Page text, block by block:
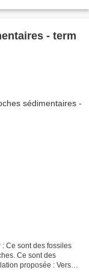
- term
Ce sont des fossiles
Ce sont des
proposée : Versez